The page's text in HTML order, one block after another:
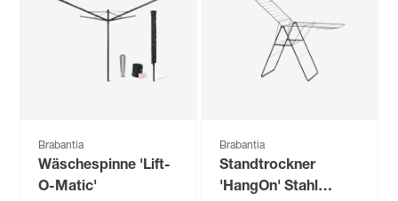
Brabantia
Wäschespinne 'Lift-
O-Matic'
Brabantia
Standtrockner
'HangOn' Stahl